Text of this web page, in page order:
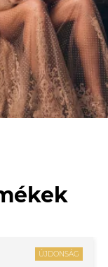
ÚJDONSÁG